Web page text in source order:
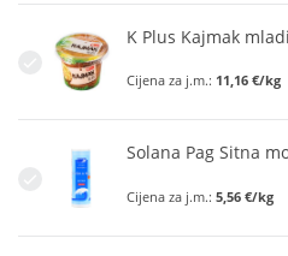
K Plus Kajmak
Cijena za j.m.: 11,16 €/kg
Solana Pag Sitna
Cijena za j.m.: 5,56 €/kg